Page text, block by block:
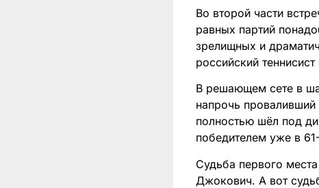
Во второй части
равных партий
зрелищных и
российский
В решающем сете в
напрочь
полностью шёл под
победителем уже в
Судьба первого
Джокович. А вот